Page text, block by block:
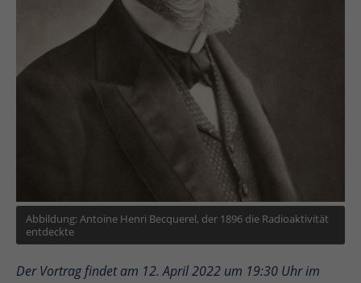
Abbildung: Antoine Henri Becquerel, der 1896 die Radioaktivität
entdeckte
Der Vortrag findet am 12. April 2022 um 19:30 Uhr im